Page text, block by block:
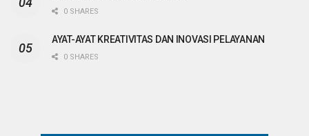
0 SHARES
AYAT-AYAT KREATIVITAS DAN INOVASI PELAYANAN
0 SHARES